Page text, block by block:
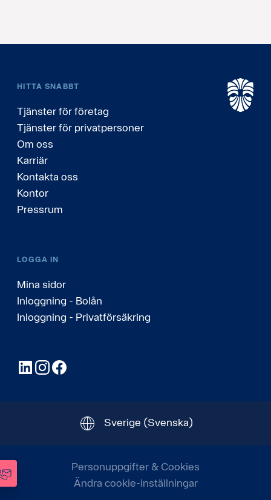
HITTA SNABBT
Tjänster för företag
Tjänster för privatpersoner
Om oss
Karriär
Kontakta oss
Kontor
Pressrum
LOGGA IN
Mina sidor
Inloggning - Bolån
Inloggning - Privatförsäkring
LinkedInInstagram
Sverige (Svenska)
Personuppgifter & Cookies
Ändra cookie-inställningar